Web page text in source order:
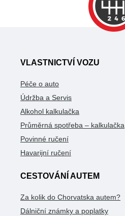
VLASTNICTVÍ VOZU
Péče o auto
Údržba a Servis
Alkohol kalkulačka
Průměrná spotřeba – kalkulačka
Povinné ručení
Havarijní ručení
CESTOVÁNÍ AUTEM
Za kolik do Chorvatska autem?
Dálniční známky a poplatky